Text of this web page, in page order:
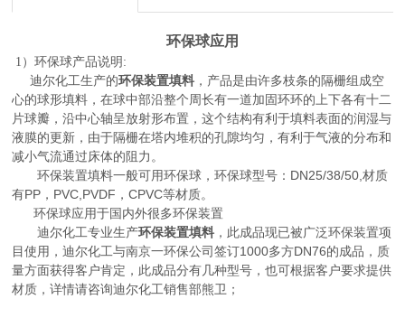
环保球应用
1）环保球产品说明:
迪尔化工生产的环保装置填料 ，产品是由许多枝条的隔栅组成空
心的球形填料，在球中部沿整个周长有一道加固环环的上下各有十二
片球瓣，沿中心轴呈放射形布置，这个结构有利于填料表面的润湿与
液膜的更新，由于隔栅在塔内堆积的孔隙均匀，有利于气液的分布和
减小气流通过床体的阻力。
环保装置填料一般可用环保球，环保球型号：DN25/38/50,材质
有PP，PVC,PVDF，CPVC等材质。
环保球应用于国内外很多环保装置
迪尔化工专业生产环保装置填料 ，此成品现已被广泛环保装置项
目使用，迪尔化工与南京一环保公司签订1000多方DN76的成品，质
量方面获得客户肯定，此成品分有几种型号，也可根据客户要求提供
材质，详情请咨询迪尔化工销售部熊卫；